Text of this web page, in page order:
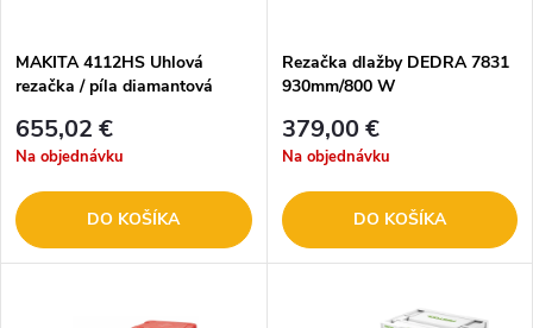
MAKITA 4112HS Uhlová
rezačka / píla diamantová
655,02 €
Na objednávku
DO KOŠÍKA
Rezačka dlažby DEDRA 7831
930mm/800 W
379,00 €
Na objednávku
DO KOŠÍKA